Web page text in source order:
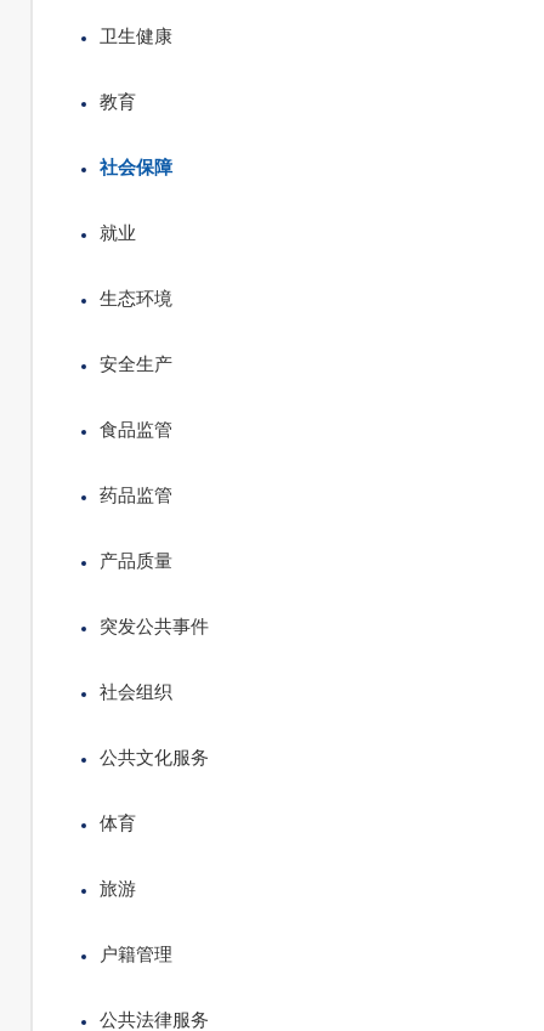
卫生健康
教育
社会保障
就业
生态环境
安全生产
食品监管
药品监管
产品质量
突发公共事件
社会组织
公共文化服务
体育
旅游
户籍管理
公共法律服务